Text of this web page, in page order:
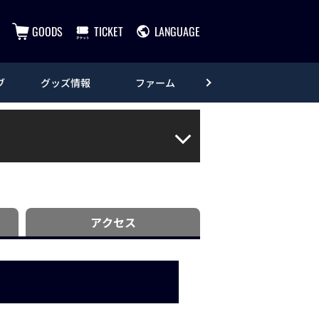
GOODS TICKET LANGUAGE
グッズ情報 ファーム
アクセス